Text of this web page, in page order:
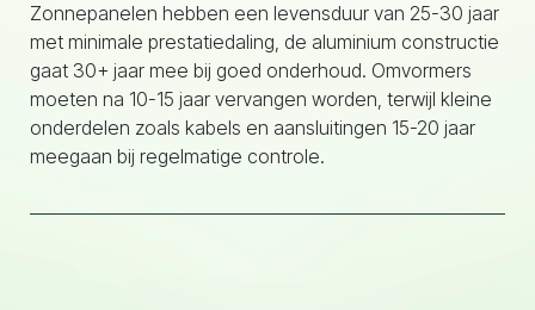
Zonnepanelen hebben een levensduur van 25-30 jaar
met minimale prestatiedaling, de aluminium constructie
gaat 30+ jaar mee bij goed onderhoud. Omvormers
moeten na 10-15 jaar vervangen worden, terwijl kleine
onderdelen zoals kabels en aansluitingen 15-20 jaar
meegaan bij regelmatige controle.